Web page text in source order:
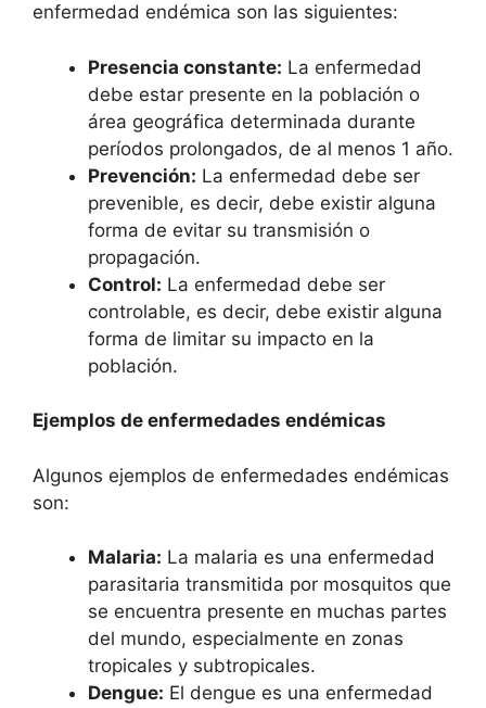
enfermedad endémica son las siguientes:
Presencia constante: La enfermedad
debe estar presente en la población o
área geográfica determinada durante
períodos prolongados, de al menos 1 año.
Prevención: La enfermedad debe ser
prevenible, es decir, debe existir alguna
forma de evitar su transmisión o
propagación.
Control: La enfermedad debe ser
controlable, es decir, debe existir alguna
forma de limitar su impacto en la
población.
Ejemplos de enfermedades endémicas
Algunos ejemplos de enfermedades endémicas
son:
Malaria: La malaria es una enfermedad
parasitaria transmitida por mosquitos que
se encuentra presente en muchas partes
del mundo, especialmente en zonas
tropicales y subtropicales.
Dengue: El dengue es una enfermedad